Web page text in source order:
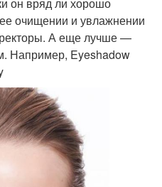
очищении и увлажнении
А еще лучше —
Например, Eyeshadow